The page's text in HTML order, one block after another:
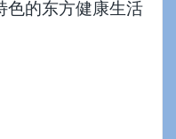
色的东方健康生活